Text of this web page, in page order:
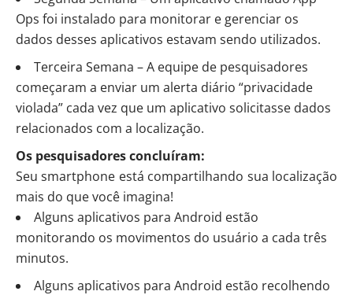
Ops foi instalado para monitorar e gerenciar os
dados desses aplicativos estavam sendo utilizados.
Terceira Semana – A equipe de pesquisadores
começaram a enviar um alerta diário “privacidade
violada” cada vez que um aplicativo solicitasse dados
relacionados com a localização.
Os pesquisadores concluíram:
Seu smartphone está compartilhando sua localização
mais do que você imagina!
Alguns aplicativos para Android estão
monitorando os movimentos do usuário a cada três
minutos.
Alguns aplicativos para Android estão recolhendo